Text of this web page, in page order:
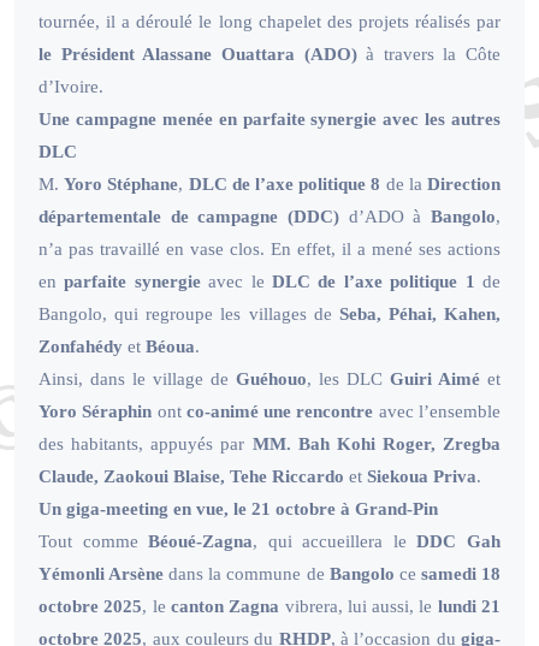
tournée, il a déroulé le long chapelet des projets réalisés par
le Président Alassane Ouattara (ADO)à travers la Côte
d’Ivoire.
Une campagne menée en parfaite synergie avec les autres
DLC
M.Yoro Stéphane, DLC de l’axe politique 8 de laDirection
départementale de campagne (DDC) d’ADO à Bangolo,
n’a pas travaillé en vase clos. En effet, il a mené ses actions
enparfaite synergieavec leDLC de l’axe politique 1 de
Bangolo, qui regroupe les villages de Seba, Péhai, Kahen,
Zonfahédy et Béoua.
Ainsi, dans le village de Guéhouo, les DLC Guiri Aimé et
Yoro Séraphin ont co-animé une rencontre avec l’ensemble
des habitants, appuyés par MM. Bah Kohi Roger, Zregba
Claude, Zaokoui Blaise, Tehe Riccardo et Siekoua Priva.
Un giga-meeting en vue, le 21 octobre à Grand-Pin
Tout commeBéoué-Zagna, qui accueillera leDDC Gah
Yémonli Arsène dans la commune de Bangolo ce samedi 18
octobre 2025, le canton Zagna vibrera, lui aussi, le lundi 21
octobre 2025, aux couleurs du RHDP, à l’occasion dugiga-